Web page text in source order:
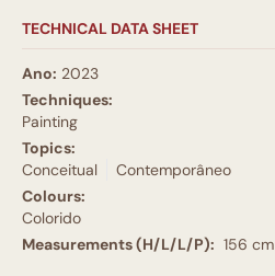
TECHNICAL DATA SHEET
Ano: 2023
Techniques:
Painting
Topics:
Conceitual
Contemporâneo
Colours:
Colorido
Measurements (H/L/L/P): 156 cm